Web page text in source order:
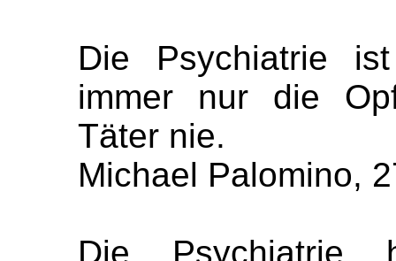
Die Psychiatrie
immer nur die
Täter nie.
Michael Palomino,
Die Psychiatrie